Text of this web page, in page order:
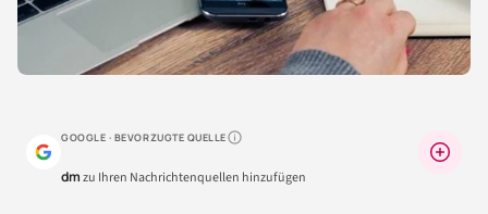
GOOGLE · BEVORZUGTE QUELLEWarum lohnt sich das?
dmzu Ihren Nachrichtenquellen hinzufügen